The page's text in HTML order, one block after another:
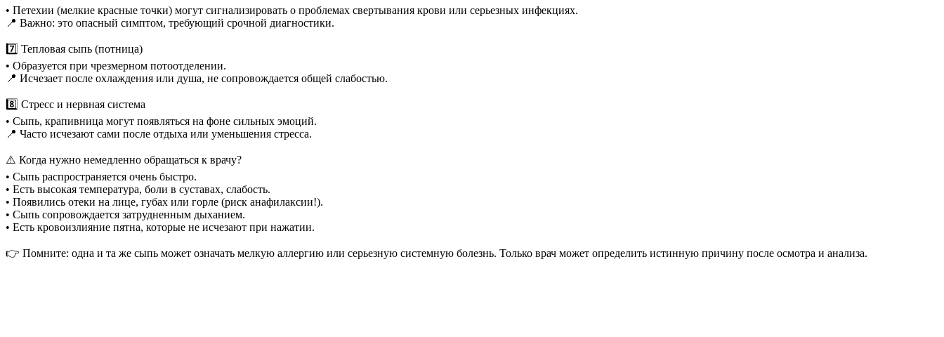
• Петехии (мелкие красные точки) могут сигнализировать о проблемах свертывания крови или серьезных инфекциях.
📍 Важно: это опасный симптом, требующий срочной диагностики.
7️⃣ Тепловая сыпь (потница)
• Образуется при чрезмерном потоотделении.
📍 Исчезает после охлаждения или душа, не сопровождается общей слабостью.
8️⃣ Стресс и нервная система
• Сыпь, крапивница могут появляться на фоне сильных эмоций.
📍 Часто исчезают сами после отдыха или уменьшения стресса.
⚠️ Когда нужно немедленно обращаться к врачу?
• Сыпь распространяется очень быстро.
• Есть высокая температура, боли в суставах, слабость.
• Появились отеки на лице, губах или горле (риск анафилаксии!).
• Сыпь сопровождается затрудненным дыханием.
• Есть кровоизлияние пятна, которые не исчезают при нажатии.
👉 Помните: одна и та же сыпь может означать мелкую аллергию или серьезную системную болезнь. Только врач может определить истинную причину после осмотра и анализа.